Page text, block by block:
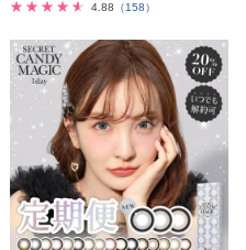
4.88
（158）